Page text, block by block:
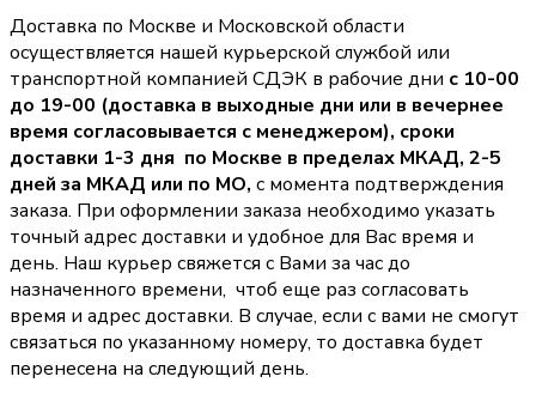
Доставка по Москве и Московской области
осуществляется нашей курьерской службой или
транспортной компанией СДЭК в рабочие дни с 10-00
до 19-00 (доставка в выходные дни или в вечернее
время согласовывается с менеджером), сроки
доставки 1-3 дня по Москве в пределах МКАД, 2-5
дней за МКАД или по МО, с момента подтверждения
заказа. При оформлении заказа необходимо указать
точный адрес доставки и удобное для Вас время и
день. Наш курьер свяжется с Вами за час до
назначенного времени, чтоб еще раз согласовать
время и адрес доставки. В случае, если с вами не смогут
связаться по указанному номеру, то доставка будет
перенесена на следующий день.